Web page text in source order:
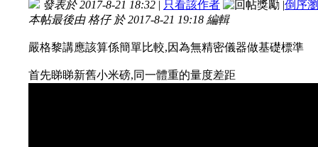
發表於 2017-8-21 18:32 | 只看該作者 |倒序
本帖最後由 格仔 於 2017-8-21 19:18 編輯
嚴格黎講應該算係簡單比較,因為無精密儀器做基礎標準
首先睇睇新舊小米磅,同一體重的量度差距